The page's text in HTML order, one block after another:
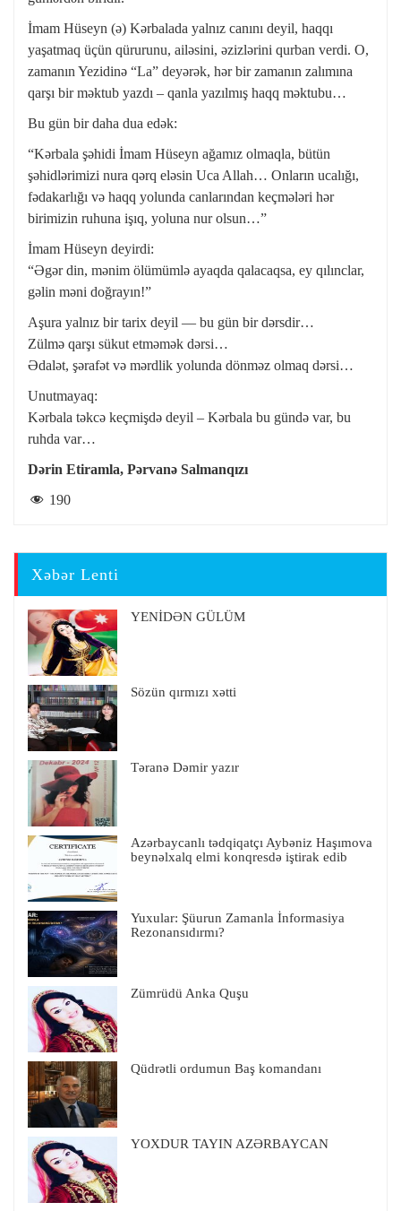
İmam Hüseyn (ə) Kərbalada yalnız canını deyil, haqqı
yaşatmaq üçün qürurunu, ailəsini, əzizlərini qurban verdi. O,
zamanın Yezidinə “La” deyərək, hər bir zamanın zalımına
qarşı bir məktub yazdı – qanla yazılmış haqq məktubu…
Bu gün bir daha dua edək:
“Kərbala şəhidi İmam Hüseyn ağamız olmaqla, bütün
şəhidlərimizi nura qərq eləsin Uca Allah… Onların ucalığı,
fədakarlığı və haqq yolunda canlarından keçmələri hər
birimizin ruhuna işıq, yoluna nur olsun…”
İmam Hüseyn deyirdi:
“Əgər din, mənim ölümümlə ayaqda qalacaqsa, ey qılınclar,
gəlin məni doğrayın!”
Aşura yalnız bir tarix deyil — bu gün bir dərsdir…
Zülmə qarşı sükut etməmək dərsi…
Ədalət, şərafət və mərdlik yolunda dönməz olmaq dərsi…
Unutmayaq:
Kərbala təkcə keçmişdə deyil – Kərbala bu gündə var, bu
ruhda var…
Dərin Etiramla, Pərvanə Salmanqızı
190
Xəbər Lenti
YENİDƏN GÜLÜM
Sözün qırmızı xətti
Təranə Dəmir yazır
Azərbaycanlı tədqiqatçı Aybəniz Haşımova
beynəlxalq elmi konqresdə iştirak edib
Yuxular: Şüurun Zamanla İnformasiya
Rezonansıdırmı?
Zümrüdü Anka Quşu
Qüdrətli ordumun Baş komandanı
YOXDUR TAYIN AZƏRBAYCAN